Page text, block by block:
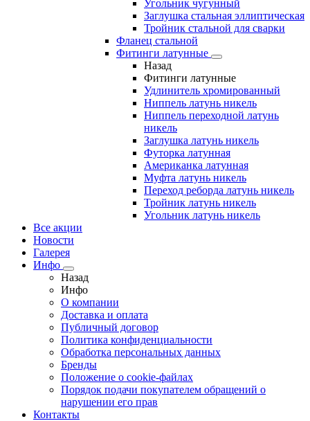
Угольник чугунный
Заглушка стальная эллиптическая
Тройник стальной для сварки
Фланец стальной
Фитинги латунные
Назад
Фитинги латунные
Удлинитель хромированный
Ниппель латунь никель
Ниппель переходной латунь
никель
Заглушка латунь никель
Футорка латунная
Американка латунная
Муфта латунь никель
Переход реборда латунь никель
Тройник латунь никель
Угольник латунь никель
Все акции
Новости
Галерея
Инфо
Назад
Инфо
О компании
Доставка и оплата
Публичный договор
Политика конфиденциальности
Обработка персональных данных
Бренды
Положение о cookie-файлах
Порядок подачи покупателем обращений о
нарушении его прав
Контакты